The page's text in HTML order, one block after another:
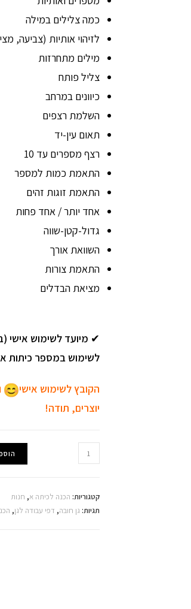
כמה צלילים במילה
לזיהוי אותיות (צביעה,
מילים מתחרזות
צליל פותח
כיוונים במרחב
השלמת רצפים
תאום עין-יד
רצף מספרים עד 10
התאמת כמות למספר
התאמת זוגות זהים
אחד יותר / אחד פחות
גדול-קטן-שווה
השוואת אורך
התאמת צורות
מציאת הבדלים
✔ מיועד לשימוש אישי
לשימוש במספר כיתות או
הקובץ לשימוש אישי
יוצרים, תודה!
כמות
של
חורף
לגן
קטגוריות: הכנה לכיתה א, חנות
תגיות:גן חובה, דפי עבודה לגן,